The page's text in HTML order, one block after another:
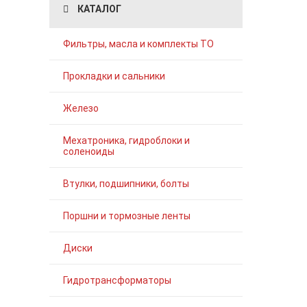
КАТАЛОГ
Фильтры, масла и комплекты ТО
Прокладки и сальники
Железо
Мехатроника, гидроблоки и
соленоиды
Втулки, подшипники, болты
Поршни и тормозные ленты
Диски
Гидротрансформаторы